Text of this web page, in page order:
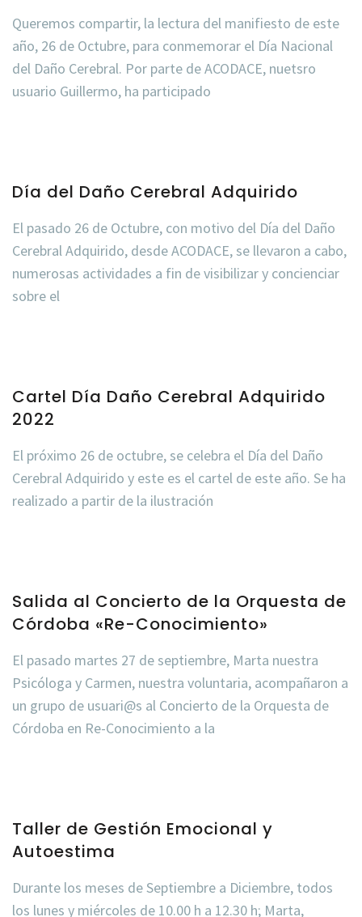
Queremos compartir, la lectura del manifiesto de este
año, 26 de Octubre, para conmemorar el Día Nacional
del Daño Cerebral. Por parte de ACODACE, nuetsro
usuario Guillermo, ha participado
Día del Daño Cerebral Adquirido
El pasado 26 de Octubre, con motivo del Día del Daño
Cerebral Adquirido, desde ACODACE, se llevaron a cabo,
numerosas actividades a fin de visibilizar y concienciar
sobre el
Cartel Día Daño Cerebral Adquirido
2022
El próximo 26 de octubre, se celebra el Día del Daño
Cerebral Adquirido y este es el cartel de este año. Se ha
realizado a partir de la ilustración
Salida al Concierto de la Orquesta de
Córdoba «Re-Conocimiento»
El pasado martes 27 de septiembre, Marta nuestra
Psicóloga y Carmen, nuestra voluntaria, acompañaron a
un grupo de usuari@s al Concierto de la Orquesta de
Córdoba en Re-Conocimiento a la
Taller de Gestión Emocional y
Autoestima
Durante los meses de Septiembre a Diciembre, todos
los lunes y miércoles de 10.00 h a 12.30 h; Marta,